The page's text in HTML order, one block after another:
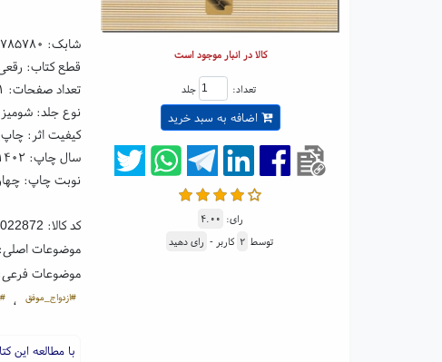
کالا در انبار موجود است
تعداد: جلد
اضافه به سبد خرید
رای: ۴.۰۰
توسط ۲ کاربر - رای دهید
شابک:
قطع کتاب: رقعی ۱۵*۲۱
تعداد صفحات: ۳۲۱
نوع جلد:
کیفیت اثر:
سال چاپ: ۱۴۰۲
نوبت چاپ:
کد کالا:
موضوعات اصلی:
موضوعات
#ازدواج_موفق ،
با مطالعه این